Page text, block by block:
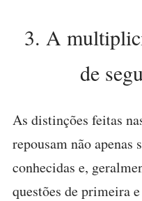
3. A
de
As distinções feitas
repousam não apenas
conhecidas e,
questões de primeira